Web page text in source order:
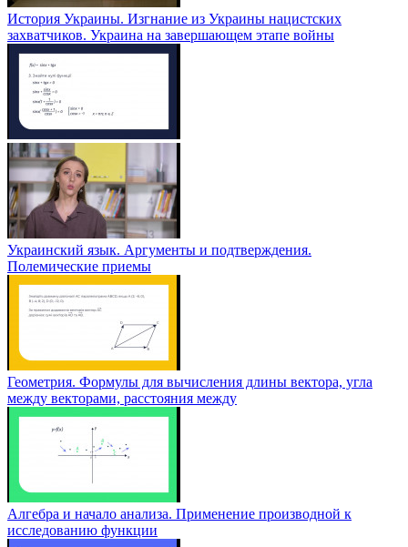
История Украины. Изгнание из Украины нацистских
захватчиков. Украина на завершающем этапе войны
Украинский язык. Аргументы и подтверждения.
Полемические приемы
Геометрия. Формулы для вычисления длины вектора, угла
между векторами, расстояния между
Алгебра и начало анализа. Применение производной к
исследованию функции